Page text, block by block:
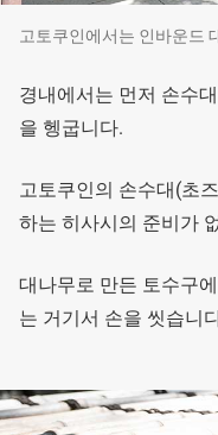
고토쿠인에서는 인바운드
경내에서는 먼저 손수
을 헹굽니다.
고토쿠인의 손수대(초
하는 히사시의 준비가
대나무로 만든 토수구
는 거기서 손을 씻습니